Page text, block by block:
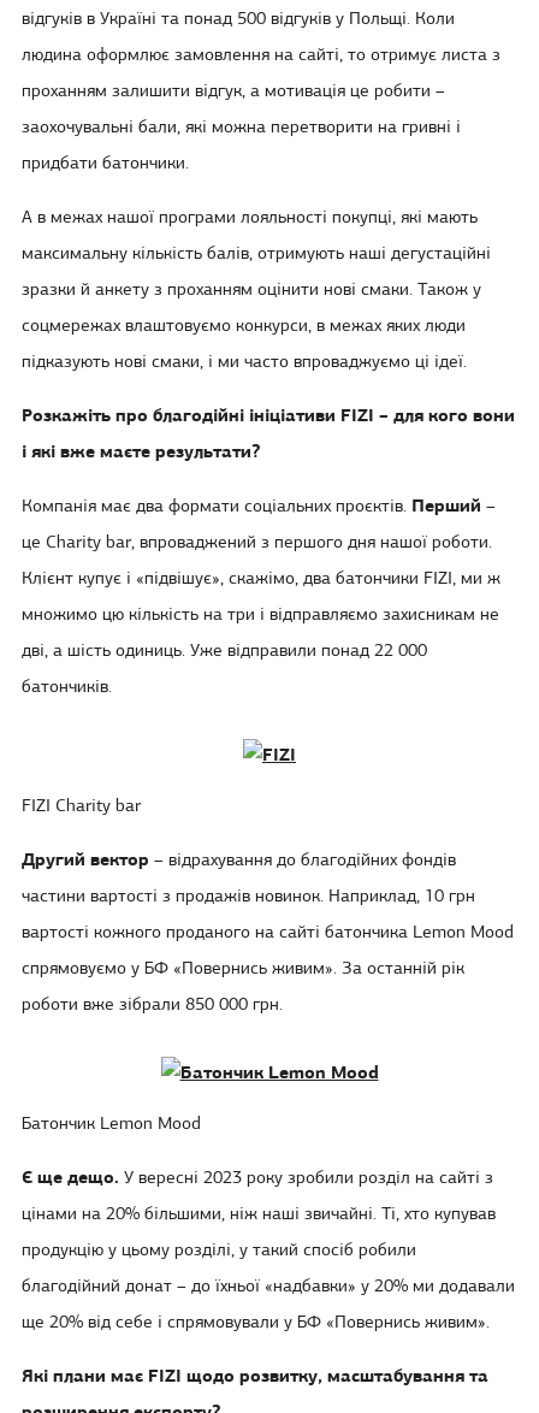
відгуків в Україні та понад 500 відгуків у Польщі. Коли
людина оформлює замовлення на сайті, то отримує листа з
проханням залишити відгук, а мотивація це робити –
заохочувальні бали, які можна перетворити на гривні і
придбати батончики.
А в межах нашої програми лояльності покупці, які мають
максимальну кількість балів, отримують наші дегустаційні
зразки й анкету з проханням оцінити нові смаки. Також у
соцмережах влаштовуємо конкурси, в межах яких люди
підказують нові смаки, і ми часто впроваджуємо ці ідеї.
Розкажіть про благодійні ініціативи FIZI – для кого вони
і які вже маєте результати?
Компанія має два формати соціальних проєктів. Перший –
це Charity bar, впроваджений з першого дня нашої роботи.
Клієнт купує і «підвішує», скажімо, два батончики FIZI, ми ж
множимо цю кількість на три і відправляємо захисникам не
дві, а шість одиниць. Уже відправили понад 22 000
батончиків.
FIZI Charity bar
Другий вектор – відрахування до благодійних фондів
частини вартості з продажів новинок. Наприклад, 10 грн
вартості кожного проданого на сайті батончика Lemon Mood
спрямовуємо у БФ «Повернись живим». За останній рік
роботи вже зібрали 850 000 грн.
Батончик Lemon Mood
Є ще дещо. У вересні 2023 року зробили розділ на сайті з
цінами на 20% більшими, ніж наші звичайні. Ті, хто купував
продукцію у цьому розділі, у такий спосіб робили
благодійний донат – до їхньої «надбавки» у 20% ми додавали
ще 20% від себе і спрямовували у БФ «Повернись живим».
Які плани має FIZI щодо розвитку, масштабування та